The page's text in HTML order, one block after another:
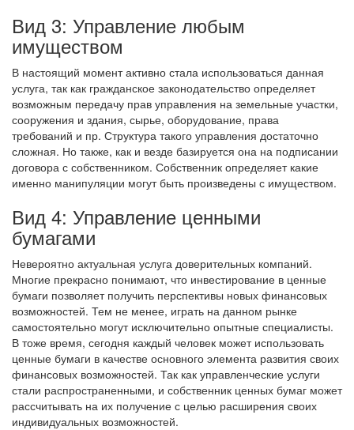
Вид 3: Управление любым
имуществом
В настоящий момент активно стала использоваться данная
услуга, так как гражданское законодательство определяет
возможным передачу прав управления на земельные участки,
сооружения и здания, сырье, оборудование, права
требований и пр. Структура такого управления достаточно
сложная. Но также, как и везде базируется она на подписании
договора с собственником. Собственник определяет какие
именно манипуляции могут быть произведены с имуществом.
Вид 4: Управление ценными
бумагами
Невероятно актуальная услуга доверительных компаний.
Многие прекрасно понимают, что инвестирование в ценные
бумаги позволяет получить перспективы новых финансовых
возможностей. Тем не менее, играть на данном рынке
самостоятельно могут исключительно опытные специалисты.
В тоже время, сегодня каждый человек может использовать
ценные бумаги в качестве основного элемента развития своих
финансовых возможностей. Так как управленческие услуги
стали распространенными, и собственник ценных бумаг может
рассчитывать на их получение с целью расширения своих
индивидуальных возможностей.